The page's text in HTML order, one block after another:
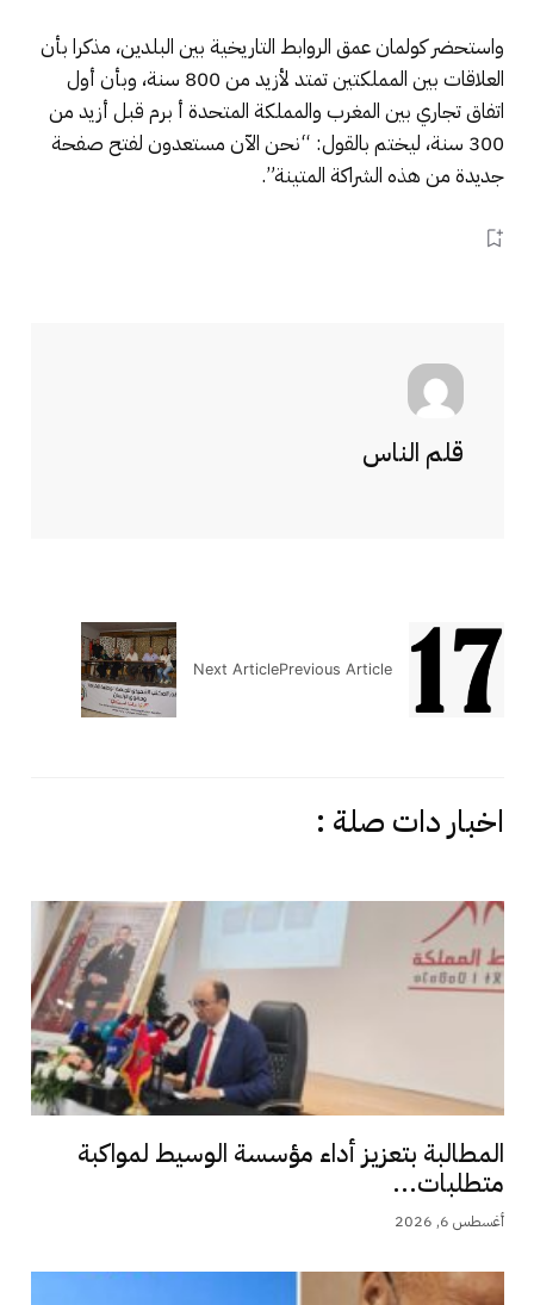
واستحضر كولمان عمق الروابط التاريخية بين البلدين، مذكرا بأن
العلاقات بين المملكتين تمتد لأزيد من 800 سنة، وبأن أول
اتفاق تجاري بين المغرب والمملكة المتحدة أ برم قبل أزيد من
300 سنة، ليختم بالقول: “نحن الآن مستعدون لفتح صفحة
جديدة من هذه الشراكة المتينة”.
قلم الناس
Previous Article
Next Article
اخبار دات صلة :
المطالبة بتعزيز أداء مؤسسة الوسيط لمواكبة
متطلبات...
أغسطس 6, 2026